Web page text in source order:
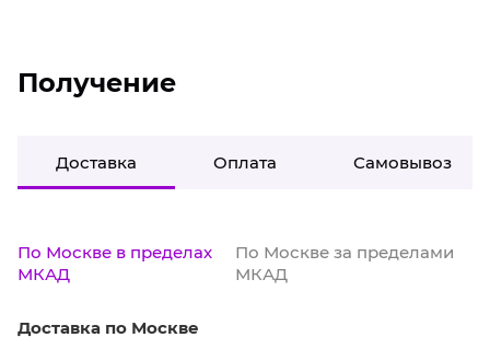
Получение
Доставка Оплата Самовывоз
По Москве в пределах
МКАД
По Москве за пределами
МКАД
Доставка по Москве